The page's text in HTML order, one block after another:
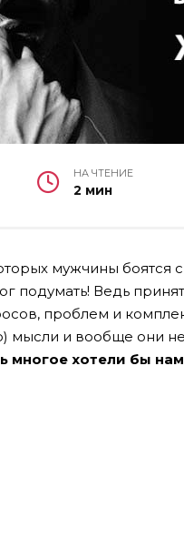
НА ЧТЕНИЕ
2 мин
мужчины боятся
подумать! Ведь
проблем и
мысли и вообще они
многое хотели бы